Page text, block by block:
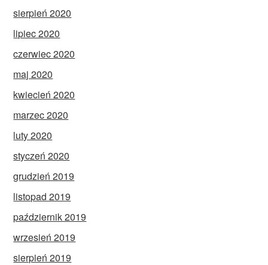
sierpień 2020
lipiec 2020
czerwiec 2020
maj 2020
kwiecień 2020
marzec 2020
luty 2020
styczeń 2020
grudzień 2019
listopad 2019
październik 2019
wrzesień 2019
sierpień 2019